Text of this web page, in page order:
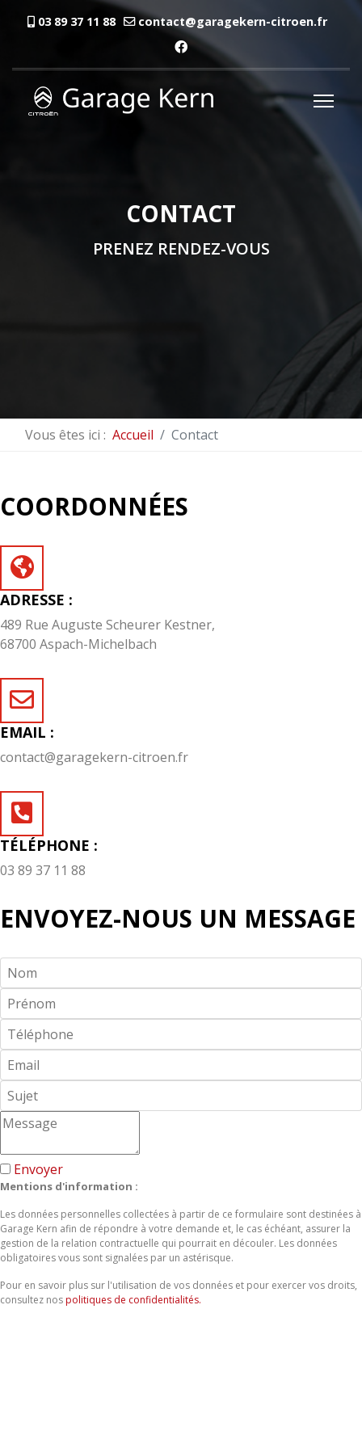
03 89 37 11 88 contact@garagekern-citroen.fr
CONTACT
PRENEZ RENDEZ-VOUS
Vous êtes ici : Accueil Contact
COORDONNÉES
ADRESSE :
489 Rue Auguste Scheurer Kestner,
68700 Aspach-Michelbach
EMAIL :
contact@garagekern-citroen.fr
TÉLÉPHONE :
03 89 37 11 88
ENVOYEZ-NOUS UN MESSAGE
Envoyer
Mentions d'information :
Les données personnelles collectées à partir de ce formulaire sont destinées à
Garage Kern afin de répondre à votre demande et, le cas échéant, assurer la
gestion de la relation contractuelle qui pourrait en découler. Les données
obligatoires vous sont signalées par un astérisque.
Pour en savoir plus sur l'utilisation de vos données et pour exercer vos droits,
consultez nospolitiques de confidentialités.